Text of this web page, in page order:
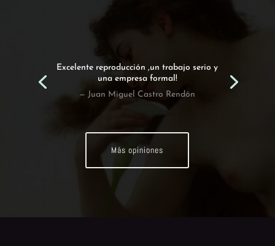
Excelente reproducción ,un trabajo serio y
una empresa formal!
— Juan Miguel Castro Rendón
Más opiniones